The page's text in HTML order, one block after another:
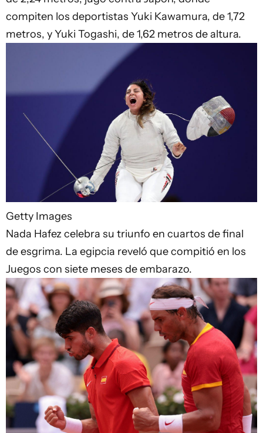
compiten los deportistas Yuki Kawamura, de 1,72
metros, y Yuki Togashi, de 1,62 metros de altura.
Getty Images
Nada Hafez celebra su triunfo en cuartos de final
de esgrima. La egipcia reveló que compitió en los
Juegos con siete meses de embarazo.